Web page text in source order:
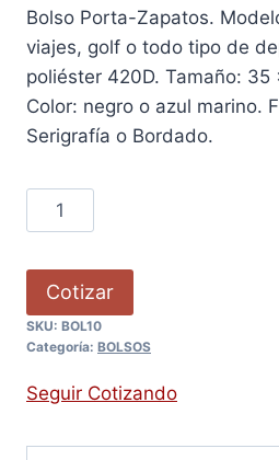
Bolso Porta-Zapatos.
viajes, golf o todo tipo de
poliéster 420D. Tamaño: 35
Color: negro o azul marino.
Serigrafía o Bordado.
Cotizar
SKU: BOL10
Categoría: BOLSOS
Seguir Cotizando